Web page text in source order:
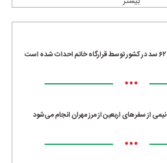
۶۲ سد در کشور توسط قرارگاه خاتم احداث شده است
•••
نیمی از سفرهای اربعین از مرز مهران انجام می‌شود
•••